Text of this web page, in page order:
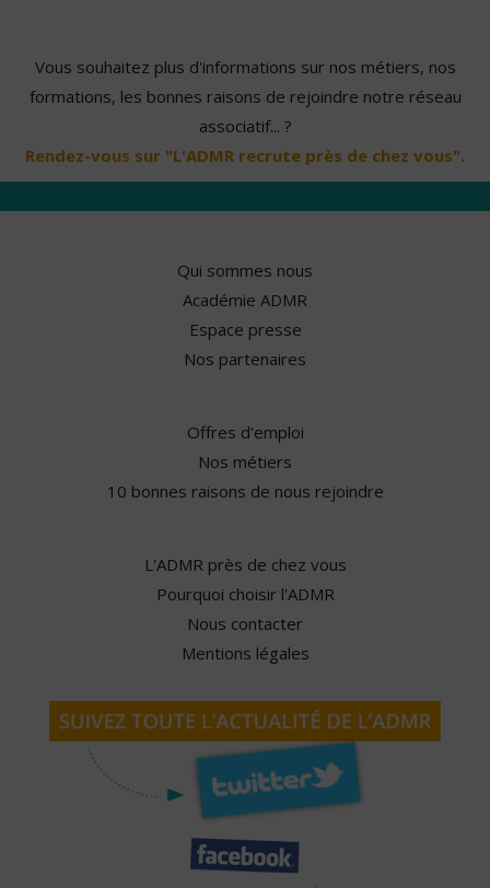
Vous souhaitez plus d'informations sur nos métiers, nos
formations, les bonnes raisons de rejoindre notre réseau
associatif... ?
Rendez-vous sur "L'ADMR recrute près de chez vous".
Qui sommes nous
Académie ADMR
Espace presse
Nos partenaires
Offres d'emploi
Nos métiers
10 bonnes raisons de nous rejoindre
L'ADMR près de chez vous
Pourquoi choisir l'ADMR
Nous contacter
Mentions légales